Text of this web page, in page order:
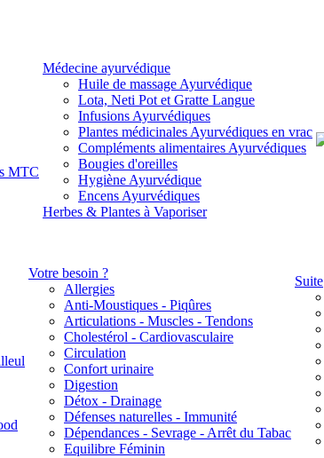
MTC
Médecine ayurvédique
Huile de massage Ayurvédique
Lota, Neti Pot et Gratte Langue
Infusions Ayurvédiques
Plantes médicinales Ayurvédiques en vrac
Compléments alimentaires Ayurvédiques
Bougies d'oreilles
Hygiène Ayurvédique
Encens Ayurvédiques
Herbes & Plantes à Vaporiser
Votre besoin ?
Allergies
Anti-Moustiques - Piqûres
Articulations - Muscles - Tendons
Cholestérol - Cardiovasculaire
Circulation
Confort urinaire
Digestion
Détox - Drainage
Défenses naturelles - Immunité
Dépendances - Sevrage - Arrêt du Tabac
Equilibre Féminin
Suite